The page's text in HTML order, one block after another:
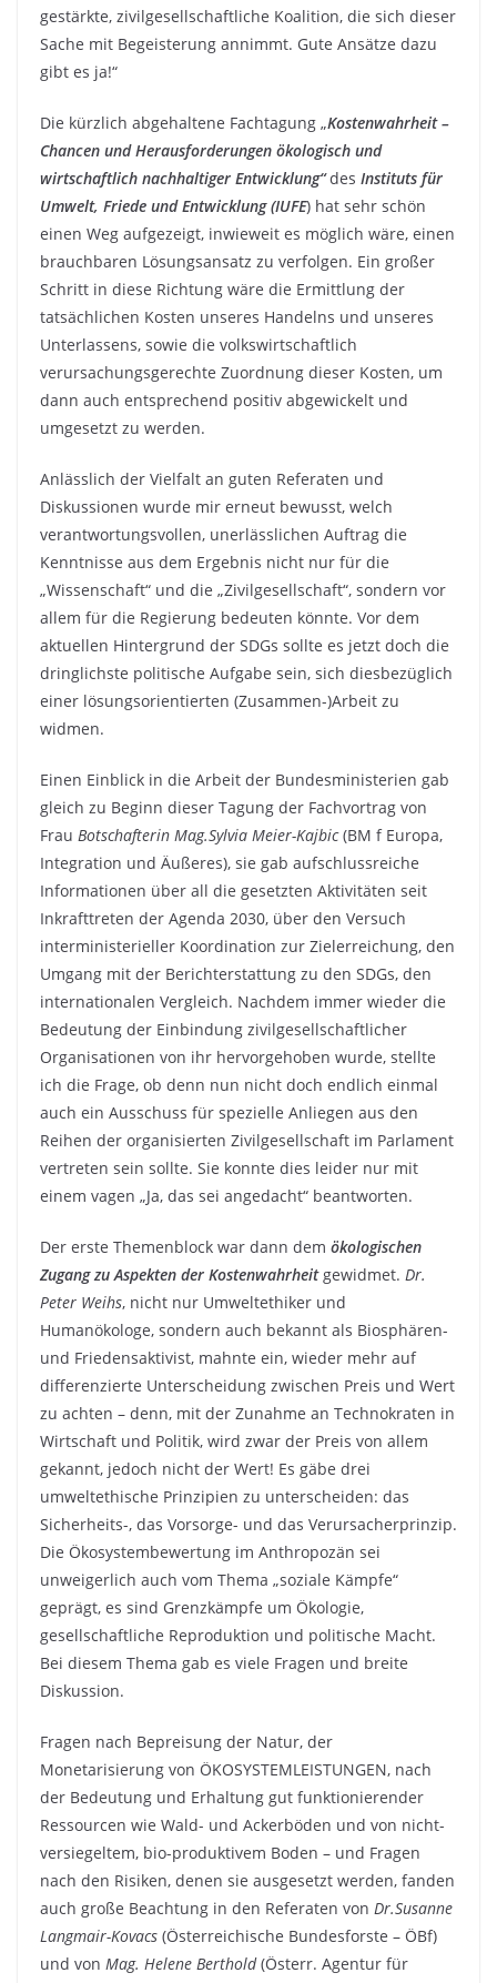
gestärkte, zivilgesellschaftliche Koalition, die sich dieser
Sache mit Begeisterung annimmt. Gute Ansätze dazu
gibt es ja!“
Die kürzlich abgehaltene Fachtagung „Kostenwahrheit –
Chancen und Herausforderungen ökologisch und
wirtschaftlich nachhaltiger Entwicklung“des Instituts für
Umwelt, Friede und Entwicklung (IUFE) hat sehr schön
einen Weg aufgezeigt, inwieweit es möglich wäre, einen
brauchbaren Lösungsansatz zu verfolgen. Ein großer
Schritt in diese Richtung wäre die Ermittlung der
tatsächlichen Kosten unseres Handelns und unseres
Unterlassens, sowie die volkswirtschaftlich
verursachungsgerechte Zuordnung dieser Kosten, um
dann auch entsprechend positiv abgewickelt und
umgesetzt zu werden.
Anlässlich der Vielfalt an guten Referaten und
Diskussionen wurde mir erneut bewusst, welch
verantwortungsvollen, unerlässlichen Auftrag die
Kenntnisse aus dem Ergebnis nicht nur für die
„Wissenschaft“ und die „Zivilgesellschaft“, sondern vor
allem für die Regierung bedeuten könnte. Vor dem
aktuellen Hintergrund der SDGs sollte es jetzt doch die
dringlichste politische Aufgabe sein, sich diesbezüglich
einer lösungsorientierten (Zusammen-)Arbeit zu
widmen.
Einen Einblick in die Arbeit der Bundesministerien gab
gleich zu Beginn dieser Tagung der Fachvortrag von
Frau Botschafterin Mag.Sylvia Meier-Kajbic(BM f Europa,
Integration und Äußeres), sie gab aufschlussreiche
Informationen über all die gesetzten Aktivitäten seit
Inkrafttreten der Agenda 2030, über den Versuch
interministerieller Koordination zur Zielerreichung, den
Umgang mit der Berichterstattung zu den SDGs, den
internationalen Vergleich. Nachdem immer wieder die
Bedeutung der Einbindung zivilgesellschaftlicher
Organisationen von ihr hervorgehoben wurde, stellte
ich die Frage, ob denn nun nicht doch endlich einmal
auch ein Ausschuss für spezielle Anliegen aus den
Reihen der organisierten Zivilgesellschaft im Parlament
vertreten sein sollte. Sie konnte dies leider nur mit
einem vagen „Ja, das sei angedacht“ beantworten.
Der erste Themenblock war dann dem ökologischen
Zugang zu Aspekten der Kostenwahrheitgewidmet. Dr.
Peter Weihs, nicht nur Umweltethiker und
Humanökologe, sondern auch bekannt als Biosphären-
und Friedensaktivist, mahnte ein, wieder mehr auf
differenzierte Unterscheidung zwischen Preis und Wert
zu achten – denn, mit der Zunahme an Technokraten in
Wirtschaft und Politik, wird zwar der Preis von allem
gekannt, jedoch nicht der Wert! Es gäbe drei
umweltethische Prinzipien zu unterscheiden: das
Sicherheits-, das Vorsorge- und das Verursacherprinzip.
Die Ökosystembewertung im Anthropozän sei
unweigerlich auch vom Thema „soziale Kämpfe“
geprägt, es sind Grenzkämpfe um Ökologie,
gesellschaftliche Reproduktion und politische Macht.
Bei diesem Thema gab es viele Fragen und breite
Diskussion.
Fragen nach Bepreisung der Natur, der
Monetarisierung von ÖKOSYSTEMLEISTUNGEN, nach
der Bedeutung und Erhaltung gut funktionierender
Ressourcen wie Wald- und Ackerböden und von nicht-
versiegeltem, bio-produktivem Boden – und Fragen
nach den Risiken, denen sie ausgesetzt werden, fanden
auch große Beachtung in den Referaten von Dr.Susanne
Langmair-Kovacs (Österreichische Bundesforste – ÖBf)
und von Mag. Helene Berthold(Österr. Agentur für